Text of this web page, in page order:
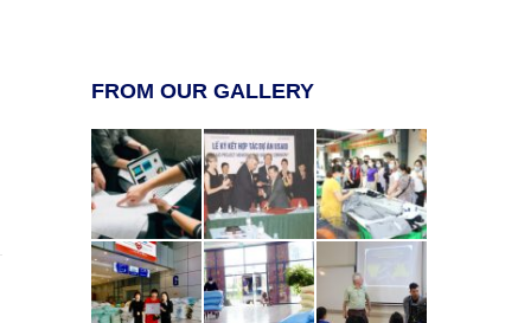
FROM OUR GALLERY